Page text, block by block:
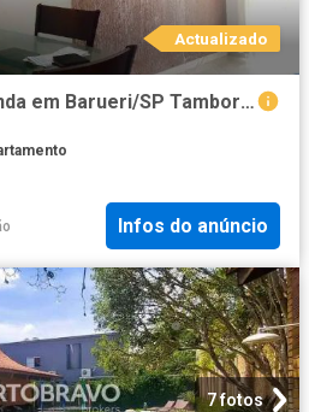
Actualizado
Apartamento para Venda em Barueri/SP Tamboré 2 Quartos
Infos do anúncio
7 fotos